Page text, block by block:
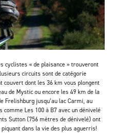
cyclistes « de plaisance » trouveront
circuits sont de catégorie
couvert dont les 36 km vous plongent
de Mystic ou encore les 49 km de la
Frelishburg jusqu’au lac Carmi, au
Les 100 à B7 avec un dénivelé
Sutton (756 mètres de dénivelé) ont
dans la vie des plus aguerris!